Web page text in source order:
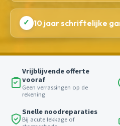
✓ 10 jaar schriftelijke
Vrijblijvende offerte
vooraf
Geen verrassingen op de
rekening
Snelle noodreparaties
Bij acute lekkage of